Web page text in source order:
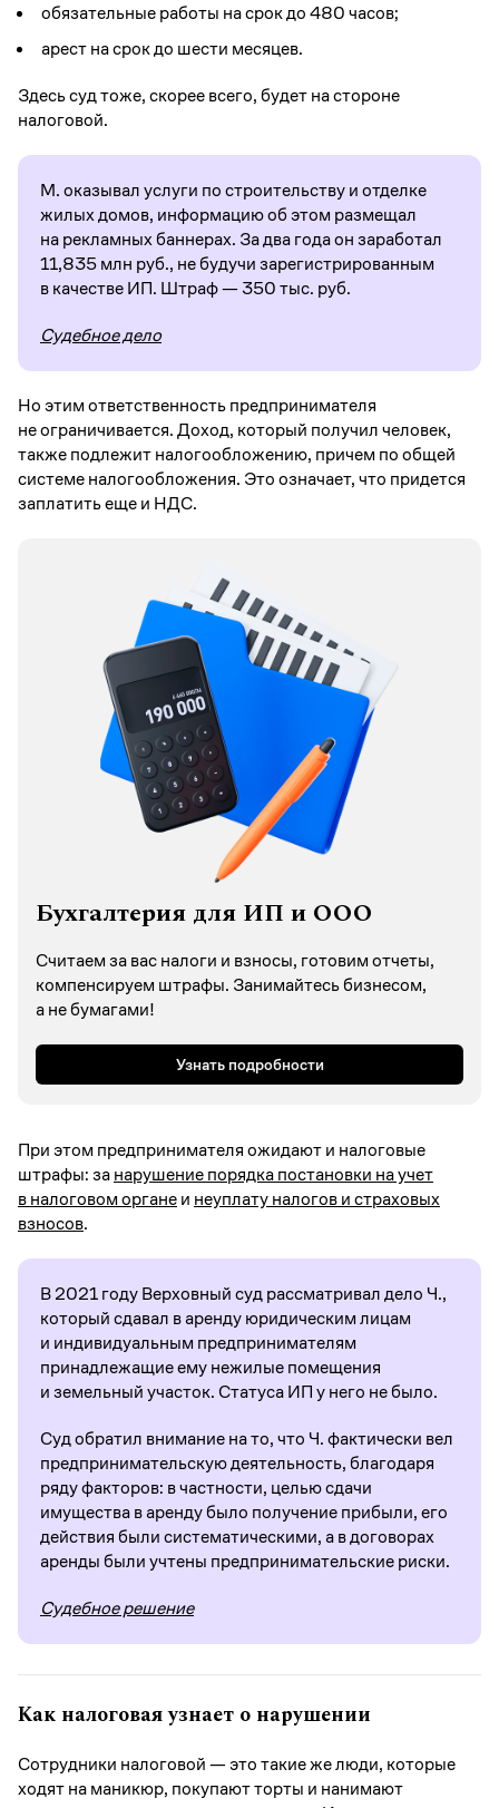
обязательные работы на срок до 480 часов;
арест на срок до шести месяцев.
Здесь суд тоже, скорее всего, будет на стороне
налоговой.
М. оказывал услуги по строительству и отделке
жилых домов, информацию об этом размещал
на рекламных баннерах. За два года он заработал
11,835 млн руб., не будучи зарегистрированным
в качестве ИП. Штраф — 350 тыс. руб.
Судебное дело
Но этим ответственность предпринимателя
не ограничивается. Доход, который получил человек,
также подлежит налогообложению, причем по общей
системе налогообложения. Это означает, что придется
заплатить еще и НДС.
Бухгалтерия для ИП и ООО
Считаем за вас налоги и взносы, готовим отчеты,
компенсируем штрафы. Занимайтесь бизнесом,
а не бумагами!
Узнать подробности
При этом предпринимателя ожидают и налоговые
штрафы: занарушение порядка постановки на учет
в налоговом органеи неуплату налогов и страховых
взносов.
В 2021 году Верховный суд рассматривал дело Ч.,
который сдавал в аренду юридическим лицам
и индивидуальным предпринимателям
принадлежащие ему нежилые помещения
и земельный участок. Статуса ИП у него не было.
Суд обратил внимание на то, что Ч. фактически вел
предпринимательскую деятельность, благодаря
ряду факторов: в частности, целью сдачи
имущества в аренду было получение прибыли, его
действия были систематическими, а в договорах
аренды были учтены предпринимательские риски.
Судебное решение
Как налоговая узнает о нарушении
Сотрудники налоговой — это такие же люди, которые
ходят на маникюр, покупают торты и нанимают